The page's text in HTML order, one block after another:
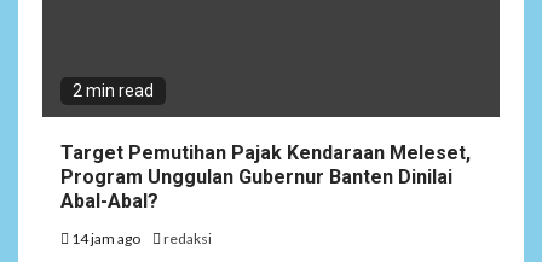
2 min read
Target Pemutihan Pajak Kendaraan Meleset,
Program Unggulan Gubernur Banten Dinilai
Abal-Abal?
14 jam ago redaksi